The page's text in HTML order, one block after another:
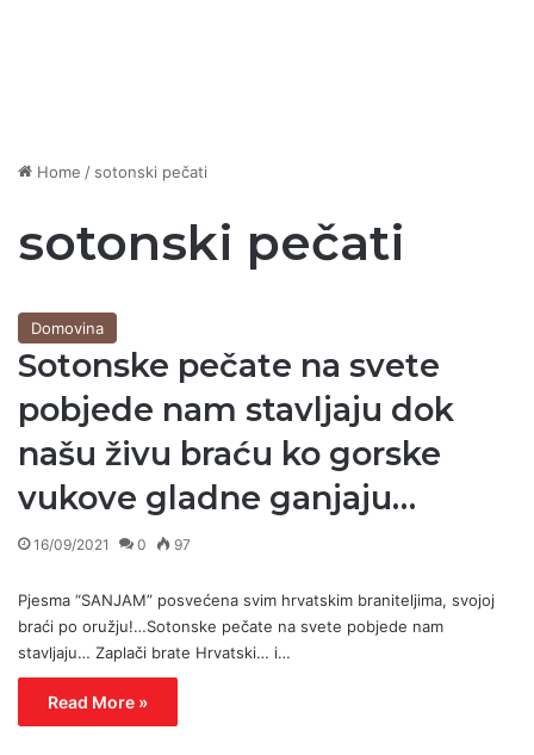
Home / sotonski pečati
sotonski pečati
Domovina
Sotonske pečate na svete
pobjede nam stavljaju dok
našu živu braću ko gorske
vukove gladne ganjaju…
16/09/2021 0 97
Pjesma “SANJAM” posvećena svim hrvatskim braniteljima, svojoj
braći po oružju!…Sotonske pečate na svete pobjede nam
stavljaju… Zaplači brate Hrvatski… i…
Read More »